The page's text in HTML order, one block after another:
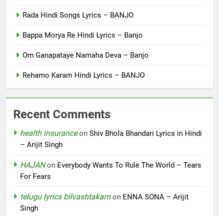
Rada Hindi Songs Lyrics – BANJO
Bappa Morya Re Hindi Lyrics – Banjo
Om Ganapataye Namaha Deva – Banjo
Rehamo Karam Hindi Lyrics – BANJO
Recent Comments
health insuranceon Shiv Bhola Bhandari Lyrics in Hindi
– Arijit Singh
HAJANon Everybody Wants To Rule The World – Tears
For Fears
telugu lyrics bilvashtakamon ENNA SONA – Arijit
Singh